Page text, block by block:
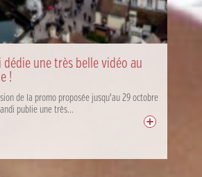
dédie une très belle vidéo au
!
de la promo proposée jusqu’au 29 octobre
publie une très...